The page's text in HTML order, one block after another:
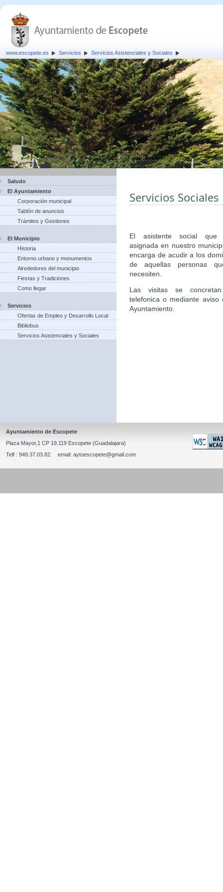
www.escopete.es Servicios Servicios Asistenciales y Sociales
Saludo
El Ayuntamiento
Corporación municipal
Tablón de anuncios
Trámites y Gestiones
El Municipio
Historia
Entorno urbano y monumentos
Alrededores del municipio
Fiestas y Tradiciones
Como llegar
Servicios
Ofertas de Empleo y Desarrollo Local
Bibliobus
Servicios Asistenciales y Sociales
Servicios Sociales
El asistente social que
asignada en nuestro
encarga de acudir a los
de aquellas personas
necesiten.
Las visitas se
telefonica o mediante aviso
Ayuntamiento.
Ayuntamiento de Escopete
Plaza Mayor,1 CP 19.119 Escopete (Guadalajara)
Telf : 949.37.03.82 email: aytoescopete@gmail.com